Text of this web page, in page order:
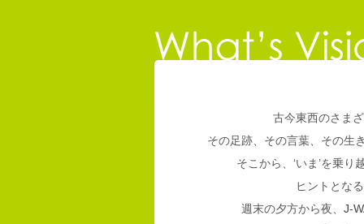
古今東西のさま
その足跡、その言葉、その生
そこから、‘いま’を乗
ヒントとな
週末の夕方から夜、 J-